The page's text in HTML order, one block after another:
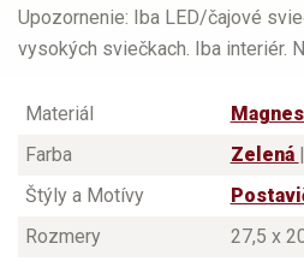
Upozornenie: Iba LED/čajové
vysokých sviečkach. Iba interiér.
Materiál
Farba
Zelená
Štýly a Motívy
Rozmery
27,5 x